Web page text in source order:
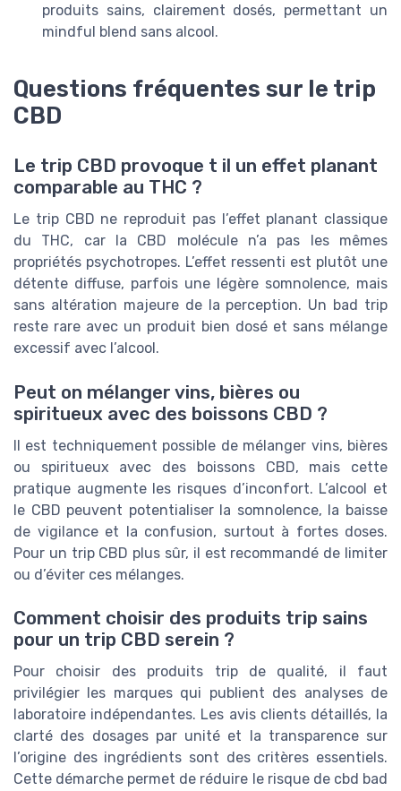
produits sains, clairement dosés, permettant un
mindful blend sans alcool.
Questions fréquentes sur le trip
CBD
Le trip CBD provoque t il un effet planant
comparable au THC ?
Le trip CBD ne reproduit pas l’effet planant classique
du THC, car la CBD molécule n’a pas les mêmes
propriétés psychotropes. L’effet ressenti est plutôt une
détente diffuse, parfois une légère somnolence, mais
sans altération majeure de la perception. Un bad trip
reste rare avec un produit bien dosé et sans mélange
excessif avec l’alcool.
Peut on mélanger vins, bières ou
spiritueux avec des boissons CBD ?
Il est techniquement possible de mélanger vins, bières
ou spiritueux avec des boissons CBD, mais cette
pratique augmente les risques d’inconfort. L’alcool et
le CBD peuvent potentialiser la somnolence, la baisse
de vigilance et la confusion, surtout à fortes doses.
Pour un trip CBD plus sûr, il est recommandé de limiter
ou d’éviter ces mélanges.
Comment choisir des produits trip sains
pour un trip CBD serein ?
Pour choisir des produits trip de qualité, il faut
privilégier les marques qui publient des analyses de
laboratoire indépendantes. Les avis clients détaillés, la
clarté des dosages par unité et la transparence sur
l’origine des ingrédients sont des critères essentiels.
Cette démarche permet de réduire le risque de cbd bad